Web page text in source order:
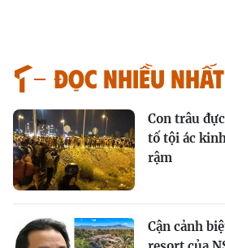
Đọc nhiều nhất
Con trâu
tố tội ác
rậm
Cận cảnh